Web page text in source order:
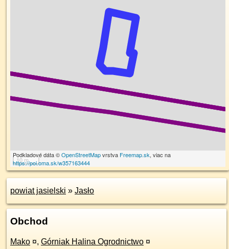
10 m
Podkladové dáta ©OpenStreetMapvrstva Freemap.sk, viac na
https://poi.oma.sk/w357163444
powiat jasielski » Jasło
Obchod
Mako ¤, Górniak Halina Ogrodnictwo ¤